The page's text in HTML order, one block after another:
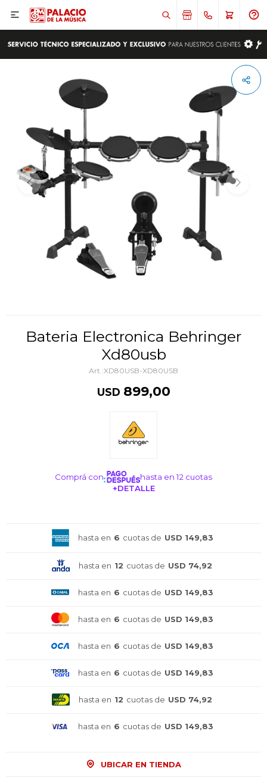

Bateria Electronica Behringer
Xd80usb
XD80USB-XD80USB
USD 899,00
Comprá con
hasta en 12 cuotas
+DETALLE
hasta en 6 cuotas de USD 149,83
hasta en 12 cuotas de USD 74,92
hasta en 6 cuotas de USD 149,83
hasta en 6 cuotas de USD 149,83
hasta en 6 cuotas de USD 149,83
hasta en 6 cuotas de USD 149,83
hasta en 12 cuotas de USD 74,92
hasta en 6 cuotas de USD 149,83
UBICAR EN TIENDA
¡Sumate a la forma más ágil de
comprar!
* sujeto aprobación crediticia.
ENVIAR
¡Sumate a la forma más ágil de
comprar!
* sujeto aprobación crediticia.
¡Sumate a la forma más ágil de
comprar!
* sujeto aprobación crediticia.